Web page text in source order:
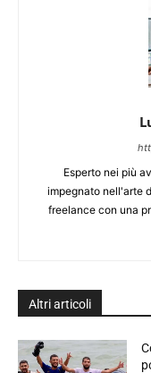
Esperto nei più
impegnato nell'arte
freelance con una
Altri articoli